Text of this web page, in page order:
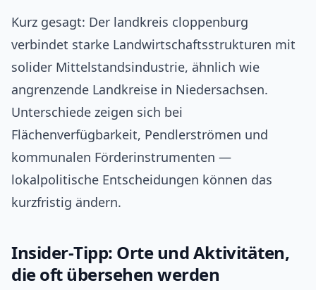
Kurz gesagt: Der landkreis cloppenburg
verbindet starke Landwirtschaftsstrukturen mit
solider Mittelstandsindustrie, ähnlich wie
angrenzende Landkreise in Niedersachsen.
Unterschiede zeigen sich bei
Flächenverfügbarkeit, Pendlerströmen und
kommunalen Förderinstrumenten —
lokalpolitische Entscheidungen können das
kurzfristig ändern.
Insider‑Tipp: Orte und Aktivitäten,
die oft übersehen werden